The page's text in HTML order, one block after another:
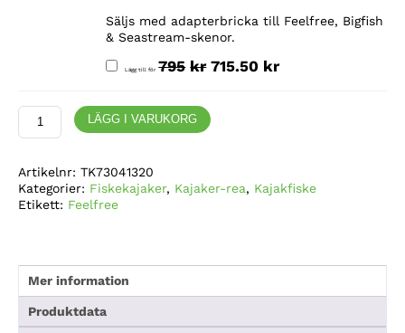
Säljs med adapterbricka till Feelfree, Bigfish
& Seastream-skenor.
Lägg till för 795 kr Det ursprungliga priset var: 795kr.
715.50 krDet nuvarande priset är: 715.50kr.
Feelfree,
Lure
mängd
LÄGG I VARUKORG
Artikelnr: TK73041320
Kategorier: Fiskekajaker, Kajaker-rea, Kajakfiske
Etikett: Feelfree
Mer information
Produktdata